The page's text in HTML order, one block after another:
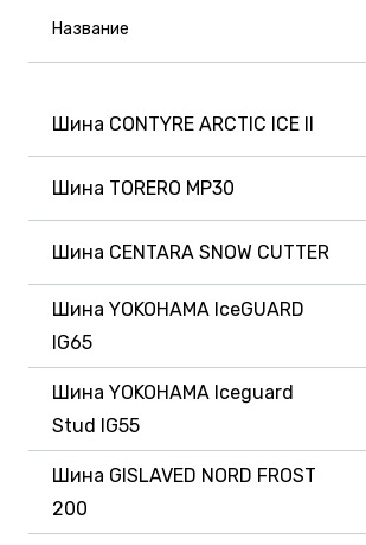
Название
Шина CONTYRE ARCTIC ICE II
Шина TORERO MP30
Шина CENTARA SNOW CUTTER
Шина YOKOHAMA IceGUARD
IG65
Шина YOKOHAMA Iceguard
Stud IG55
Шина GISLAVED NORD FROST
200